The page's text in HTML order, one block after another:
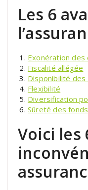
Les 6
Exonération
Fiscalité allégée
Disponibilité des
Flexibilité
Diversification
Sûreté des fonds
Voici les